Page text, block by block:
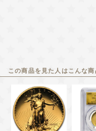
この商品を見た人はこんな